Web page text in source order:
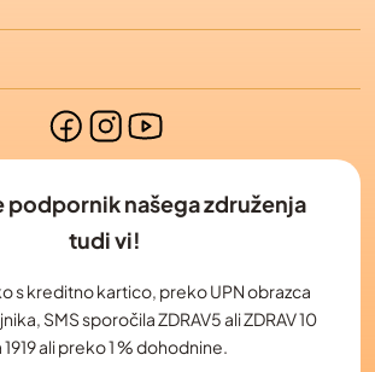
podpornik našega združenja
tudi vi!
s kreditno kartico, preko UPN obrazca
SMS sporočila ZDRAV5 ali ZDRAV 10
1919 ali preko 1 % dohodnine.